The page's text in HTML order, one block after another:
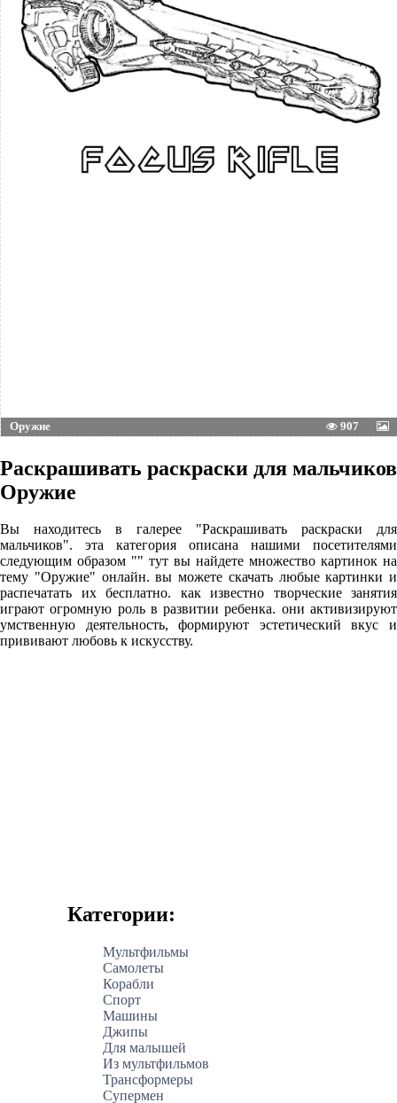
Оружие 907
Раскрашивать раскраски для мальчиков
Оружие
Вы находитесь в галерее "Раскрашивать раскраски для
мальчиков". эта категория описана нашими посетителями
следующим образом "" тут вы найдете множество картинок на
тему "Оружие" онлайн. вы можете скачать любые картинки и
распечатать их бесплатно. как известно творческие занятия
играют огромную роль в развитии ребенка. они активизируют
умственную деятельность, формируют эстетический вкус и
прививают любовь к искусству.
Категории:
Мультфильмы
Самолеты
Корабли
Спорт
Машины
Джипы
Для малышей
Из мультфильмов
Трансформеры
Супермен